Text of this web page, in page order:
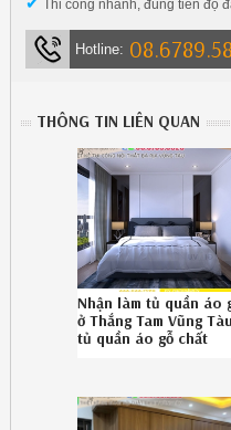
Thi công nhanh, đúng tiến độ
Hotline:
THÔNG TIN LIÊN QUAN
Nhận làm tủ quần áo
ở Thắng Tam Vũng
tủ quần áo gỗ chất